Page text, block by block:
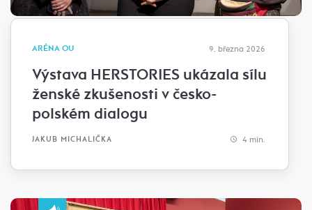
ARÉNA OU 9. března 2026
Výstava HERSTORIES ukázala sílu
ženské zkušenosti v česko-
polském dialogu
JAKUB MICHALIČKA 4 min.